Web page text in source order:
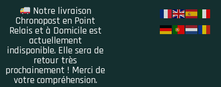
Notre livraison
Chronopost en Point
Relais et à Domicile est
actuellement
indisponible. Elle sera de
retour très
prochainement ! Merci de
votre compréhension.